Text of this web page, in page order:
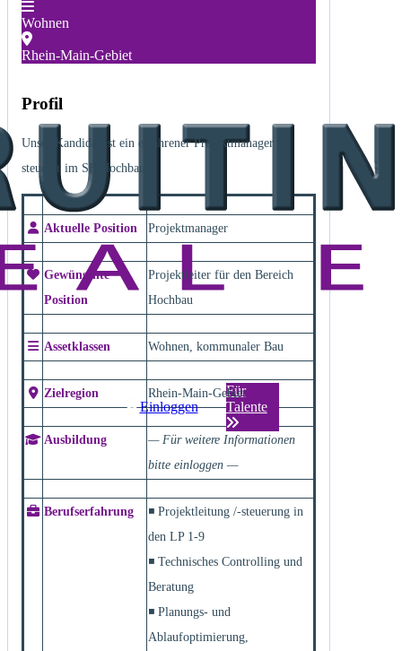
Einloggen
Für
Talente
Wohnen
Rhein-Main-Gebiet
Profil
Unser Kandidat ist ein erfahrener Projektmanager /-
steuerer im SF-Hochbau.
Aktuelle Position Projektmanager
Gewünschte
Position
Projektleiter für den Bereich
Hochbau
Assetklassen Wohnen, kommunaler Bau
Zielregion Rhein-Main-Gebiet
Ausbildung
— Für weitere Informationen
bitte einloggen —
Berufserfahrung
◾ Projektleitung /-steuerung in
den LP 1-9
◾ Technisches Controlling und
Beratung
◾ Planungs- und
Ablaufoptimierung,